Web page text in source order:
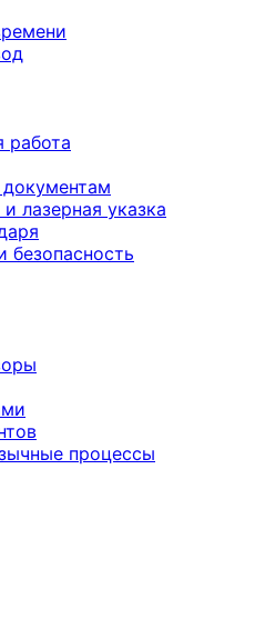
работа
лазерная указка
безопасность
процессы